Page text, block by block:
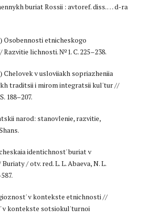
buriat Rossii : avtoref. diss. … d-ra
Osobennosti etnicheskogo
lichnosti. №1. C. 225–238.
Chelovek v usloviiakh sopriazheniia
traditsii i mirom integratsii kul'tur //
188–207.
narod: stanovlenie, razvitie,
identichnost' buriat v
/ otv. red. L. L. Abaeva, N. L.
v kontekste etnichnosti //
v kontekste sotsiokul'turnoi